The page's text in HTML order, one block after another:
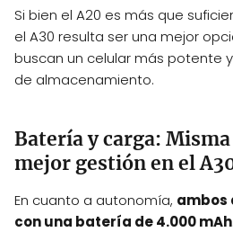
Si bien el A20 es más que
el A30 resulta ser una mejor
buscan un celular más potente
de almacenamiento.
Batería y carga:
mejor gestión en el
En cuanto a autonomía, ambos
con una batería de 4.000 mAh